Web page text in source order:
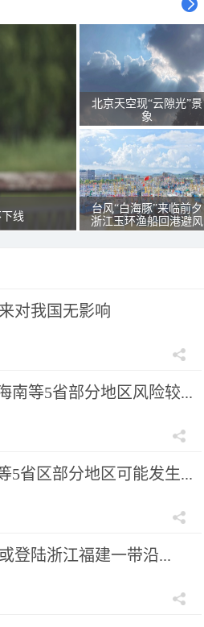
线
北京天空现“云隙光”景
象
台风“白海豚”来临前夕
浙江玉环渔船回港避风
对我国无影响
南等5省部分地区风险较...
5省区部分地区可能发生...
登陆浙江福建一带沿...